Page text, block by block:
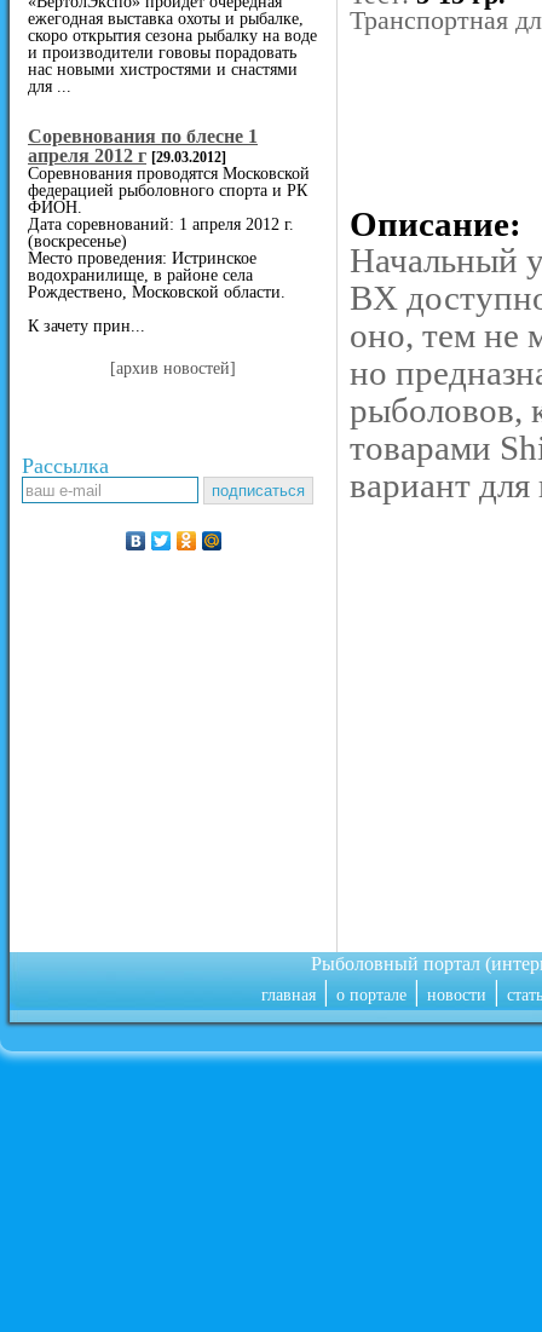
ежегодная выставка охоты и рыбалке,
скоро открытия сезона рыбалку на воде
и производители гововы порадовать
нас новыми хистростями и снастями
для ...
Cоревнования по блесне 1
апреля 2012 г [29.03.2012]
Соревнования проводятся Московской
федерацией рыболовного спорта и РК
ФИОН.
Дата соревнований: 1 апреля 2012 г.
(воскресенье)
Место проведения: Истринское
водохранилище, в районе села
Рождествено, Московской области.
К зачету прин...
[архив новостей]
Рассылка
Транспортная
Описание:
Начальный
BX
оно, тем не
но
рыболовов,
товарами
вариант
Рыболовный портал
главная|о портале|новости|